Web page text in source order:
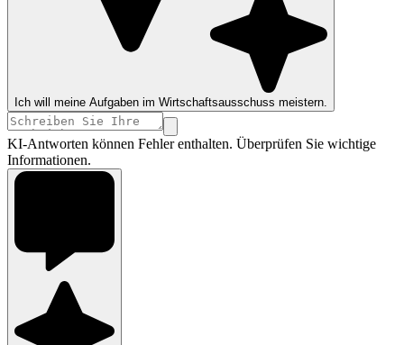
Ich will meine Aufgaben im Wirtschaftsausschuss meistern.
KI-Antworten können Fehler enthalten. Überprüfen Sie wichtige
Informationen.